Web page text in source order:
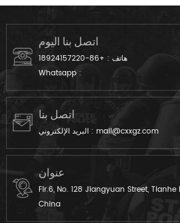
اتصل بنا اليوم
هاتف : +86-18924157220
Whatsapp :
اتصل بنا
البريد الإلكتروني : mail@cxxgz.com
عنوان
Flr.6, No. 128 Jiangyuan Street,
China